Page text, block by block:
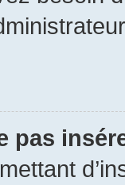
pas